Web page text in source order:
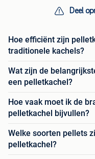
Deel
Hoe efficiënt zijn
traditionele kachels?
Wat zijn de
een pelletkachel?
Hoe vaak moet ik de
pelletkachel bijvullen?
Welke soorten pellets
pelletkachel?